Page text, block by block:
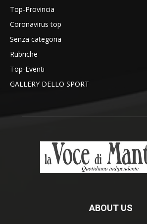
Top-Provincia
Coronavirus top
Senza categoria
Rubriche
Top-Eventi
GALLERY DELLO SPORT
ABOUT US